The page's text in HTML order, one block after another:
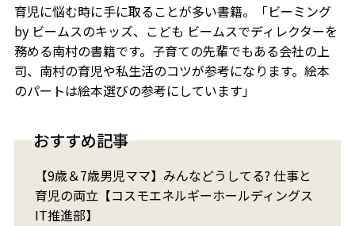
育児に悩む時に手に取ることが多い書籍。「ビーミング
by ビームスのキッズ、こども ビームスでディレクターを
務める南村の書籍です。子育ての先輩でもある会社の上
司、南村の育児や私生活のコツが参考になります。絵本
のパートは絵本選びの参考にしています」
おすすめ記事
【9歳＆7歳男児ママ】みんなどうしてる? 仕事と
育児の両立【コスモエネルギーホールディングス
IT推進部】